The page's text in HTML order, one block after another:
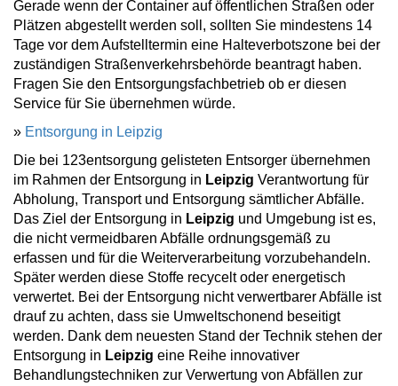
Gerade wenn der Container auf öffentlichen Straßen oder
Plätzen abgestellt werden soll, sollten Sie mindestens 14
Tage vor dem Aufstelltermin eine Halteverbotszone bei der
zuständigen Straßenverkehrsbehörde beantragt haben.
Fragen Sie den Entsorgungsfachbetrieb ob er diesen
Service für Sie übernehmen würde.
» Entsorgung in Leipzig
Die bei 123entsorgung gelisteten Entsorger übernehmen
im Rahmen der Entsorgung in Leipzig Verantwortung für
Abholung, Transport und Entsorgung sämtlicher Abfälle.
Das Ziel der Entsorgung in Leipzig und Umgebung ist es,
die nicht vermeidbaren Abfälle ordnungsgemäß zu
erfassen und für die Weiterverarbeitung vorzubehandeln.
Später werden diese Stoffe recycelt oder energetisch
verwertet. Bei der Entsorgung nicht verwertbarer Abfälle ist
drauf zu achten, dass sie Umweltschonend beseitigt
werden. Dank dem neuesten Stand der Technik stehen der
Entsorgung in Leipzig eine Reihe innovativer
Behandlungstechniken zur Verwertung von Abfällen zur